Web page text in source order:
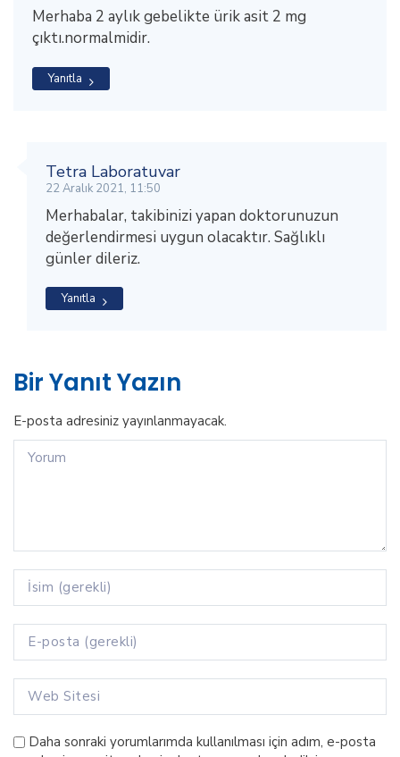
Merhaba 2 aylık gebelikte ürik asit 2 mg
çıktı.normalmidir.
Yanıtla
Tetra Laboratuvar
22 Aralık 2021, 11:50
Merhabalar, takibinizi yapan doktorunuzun
değerlendirmesi uygun olacaktır. Sağlıklı
günler dileriz.
Yanıtla
Bir Yanıt Yazın
E-posta adresiniz yayınlanmayacak.
Daha sonraki yorumlarımda kullanılması için adım, e-posta